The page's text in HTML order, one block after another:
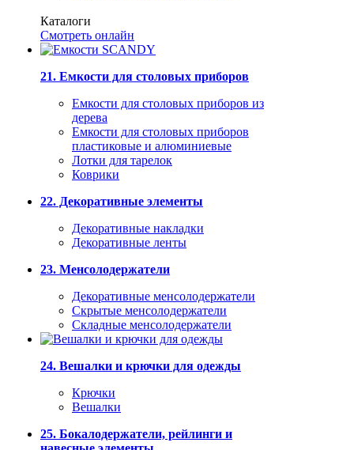
Каталоги
Смотреть онлайн
21. Емкости для столовых приборов
Емкости для столовых приборов из
дерева
Емкости для столовых приборов
пластиковые и алюминиевые
Лотки для тарелок
Коврики
22. Декоративные элементы
Декоративные накладки
Декоративные ленты
23. Менсолодержатели
Декоративные менсолодержатели
Скрытые менсолодержатели
Складные менсолодержатели
24. Вешалки и крючки для одежды
Крючки
Вешалки
25. Бокалодержатели, рейлинги и